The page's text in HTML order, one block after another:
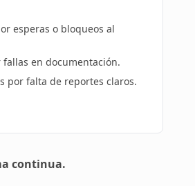
esperas o bloqueos al
fallas en documentación.
por falta de reportes claros.
continua.